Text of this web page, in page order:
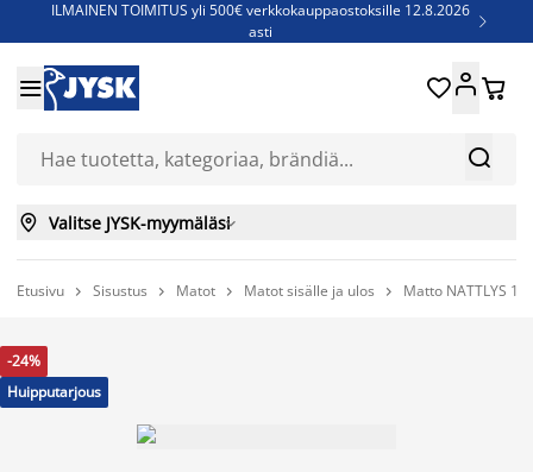
ILMAINEN TOIMITUS yli 500€ verkkokauppaostoksille 12.8.2026
asti

Jenkkisänkyjä - Säästä jopa 60%


 
 Valitse JYSK-myymäläsi
Etusivu  Sisustus  Matot  Matot sisälle ja ulos  Matto NATTLYS
-24%
Huipputarjous